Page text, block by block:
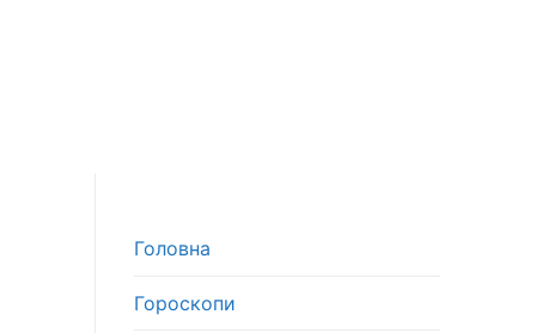
Головна
Гороскопи